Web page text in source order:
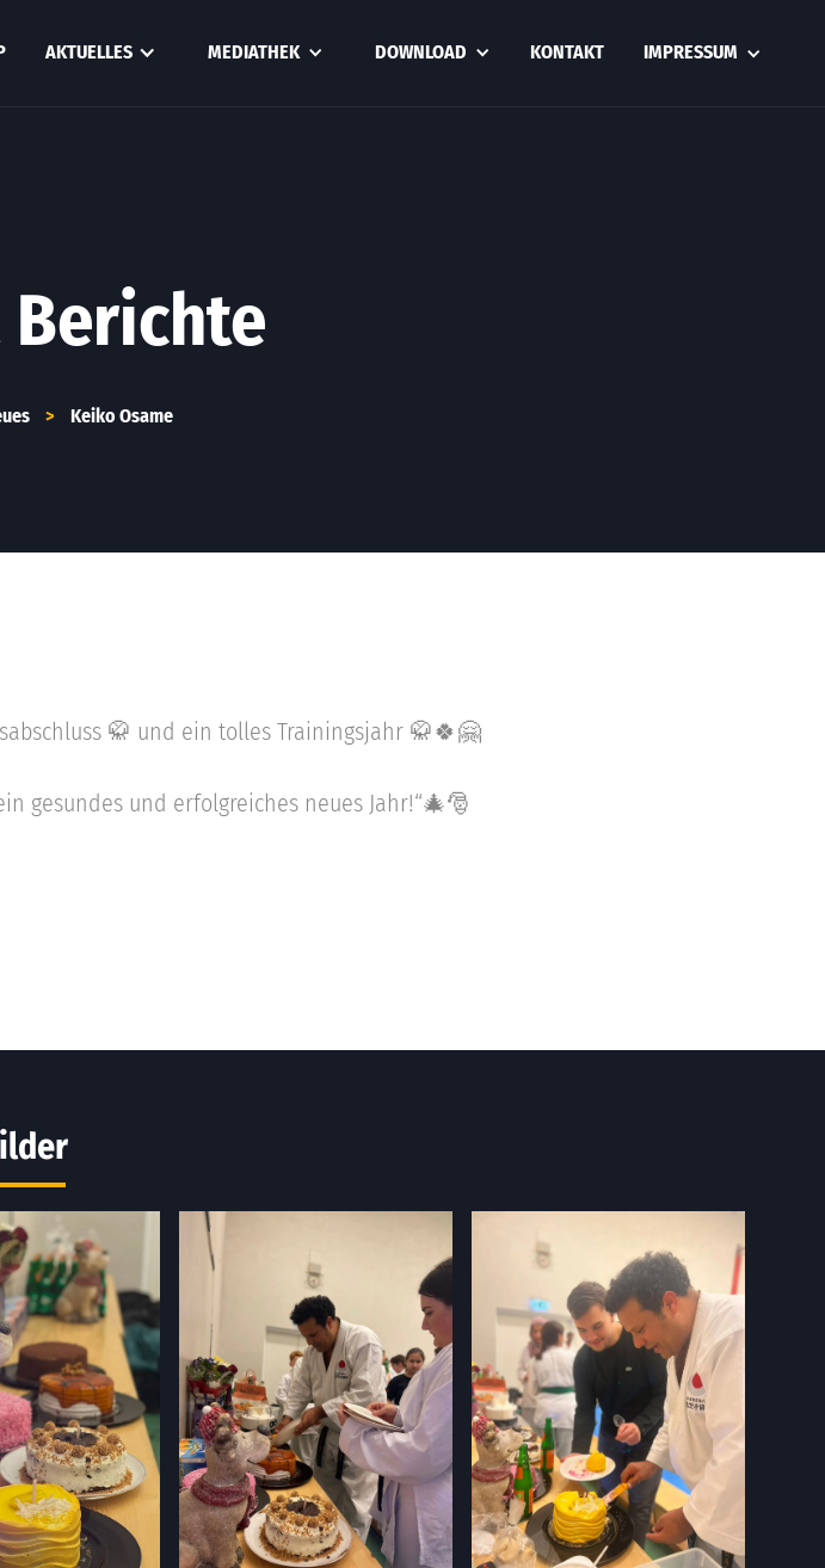
AKTUELLES MEDIATHEK DOWNLOAD KONTAKT IMPRESSUM
Berichte
> Keiko Osame
🥋 und ein tolles Trainingsjahr 🥋🍀🤗
gesundes und erfolgreiches neues Jahr!“🎄🎅